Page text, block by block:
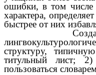
ошибки, в том числе
характера,
быстрее от них
структуру,
титульный лист;
пользоваться